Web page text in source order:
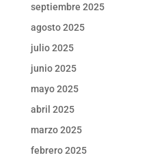
septiembre 2025
agosto 2025
julio 2025
junio 2025
mayo 2025
abril 2025
marzo 2025
febrero 2025